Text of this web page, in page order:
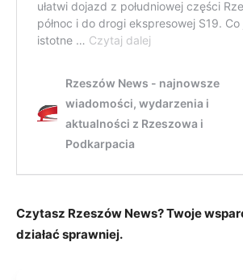
Czytasz Rzeszów News? Twoje
działać sprawniej.